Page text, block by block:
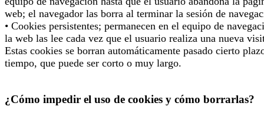
web; el navegador las borra al terminar la sesión de
• Cookies persistentes; permanecen en el equipo de
la web las lee cada vez que el usuario realiza una nueva
Estas cookies se borran automáticamente pasado cierto
tiempo, que puede ser corto o muy largo.
¿Cómo impedir el uso de cookies y cómo borrarlas?